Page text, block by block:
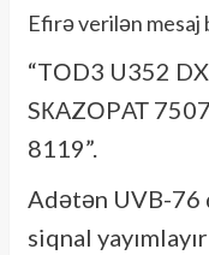
Efirə verilən mesaj
“TОD3 U352
SКАZОPАТ
8119”.
Adətən UVB-76
siqnal